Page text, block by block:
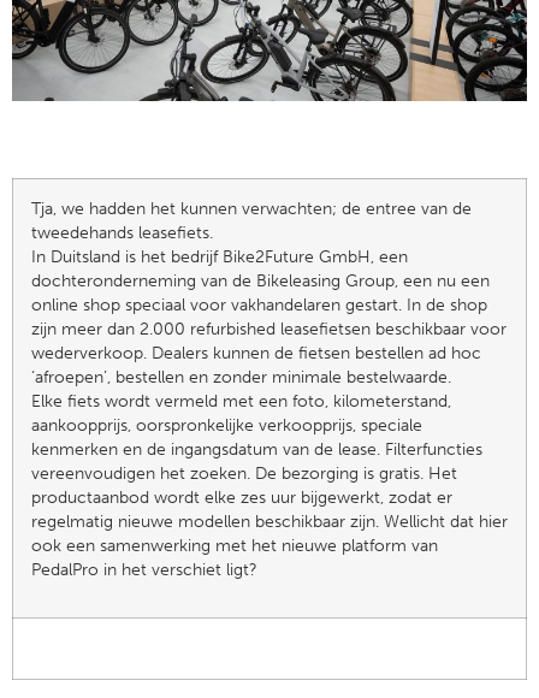
Tja, we hadden het kunnen verwachten; de entree van de
tweedehands leasefiets.
In Duitsland is het bedrijf Bike2Future GmbH, een
dochteronderneming van de Bikeleasing Group, een nu een
online shop speciaal voor vakhandelaren gestart. In de shop
zijn meer dan 2.000 refurbished leasefietsen beschikbaar voor
wederverkoop. Dealers kunnen de fietsen bestellen ad hoc
‘afroepen’, bestellen en zonder minimale bestelwaarde.
Elke fiets wordt vermeld met een foto, kilometerstand,
aankoopprijs, oorspronkelijke verkoopprijs, speciale
kenmerken en de ingangsdatum van de lease. Filterfuncties
vereenvoudigen het zoeken. De bezorging is gratis. Het
productaanbod wordt elke zes uur bijgewerkt, zodat er
regelmatig nieuwe modellen beschikbaar zijn. Wellicht dat hier
ook een samenwerking met het nieuwe platform van
PedalPro in het verschiet ligt?